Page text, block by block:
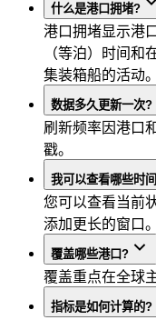
什么是港口拥堵?
港口拥堵显示港
（等泊）时间和
集装箱船的活动。
数据多久更新一次?
刷新频率因港口
戳。
我可以查看哪些时
您可以查看当前
添加更长的窗口。
覆盖哪些港口?
覆盖重点在全球
指标是如何计算的?